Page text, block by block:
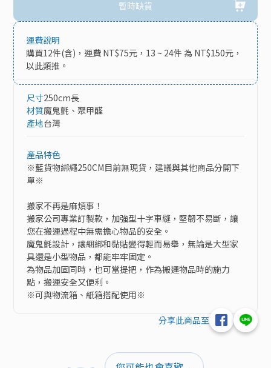
暫時缺貨
運費說明
購買12件(含)，運費 NT$75元，13 ~ 24件 為 NT$150元，
以此類推。
尺寸250cm長
材質魔鬼氈、聚甲醛
產地台灣
產品特色
※藍貨物綁繩250CM目前無現貨，建議與其他商品分開下
單※
搬家不再是麻煩事！
搬家公司專業訂製款，加強型十字車縫，堅韌不易斷，讓
您在搬運過程中無需擔心物品的安全。
魔鬼氈設計，讓綑綁和黏貼變得輕而易舉，無論是大型家
具還是小型物品，都能牢牢固定。
為物品加固同時，也可當提把，作為搬運物品時的施力
點，搬運安全又便利。
※可與物流箱、紙箱搭配使用※
分享此商品至